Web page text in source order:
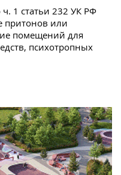
1 статьи 232 УК РФ
притонов или
помещений для
психотропных